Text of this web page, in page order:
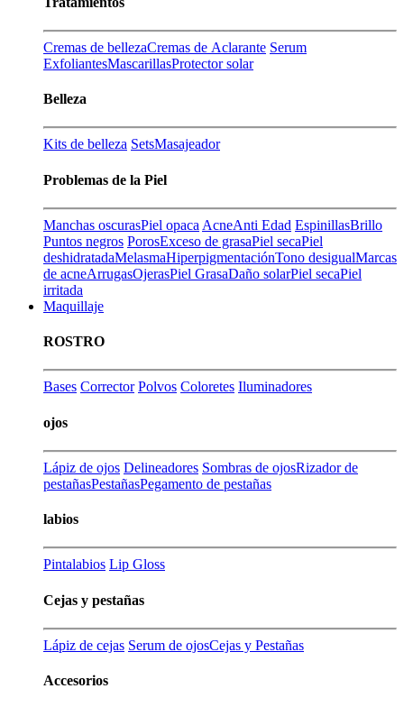
Cremas de bellezaCremas de Aclarante Serum
ExfoliantesMascarillasProtector solar
Belleza
Kits de belleza SetsMasajeador
Problemas de la Piel
Manchas oscurasPiel opaca AcneAnti Edad EspinillasBrillo
Puntos negros PorosExceso de grasaPiel secaPiel
deshidratadaMelasmaHiperpigmentaciónTono desigualMarcas
de acneArrugasOjerasPiel GrasaDaño solarPiel secaPiel
irritada
Maquillaje
ROSTRO
Bases Corrector Polvos Coloretes Iluminadores
ojos
Lápiz de ojos Delineadores Sombras de ojosRizador de
pestañasPestañasPegamento de pestañas
labios
Pintalabios Lip Gloss
Cejas y pestañas
Lápiz de cejas Serum de ojosCejas y Pestañas
Accesorios